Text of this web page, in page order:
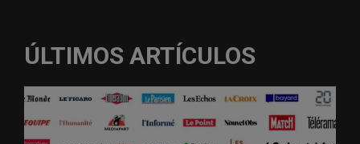
ÚLTIMOS ARTÍCULOS